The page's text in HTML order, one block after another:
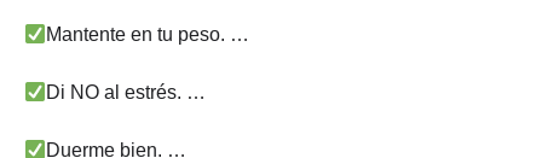
Mantente en tu peso. …
Di NO al estrés. …
Duerme bien. …